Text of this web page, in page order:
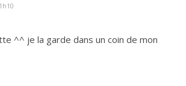
^^ je la garde dans un coin de mon